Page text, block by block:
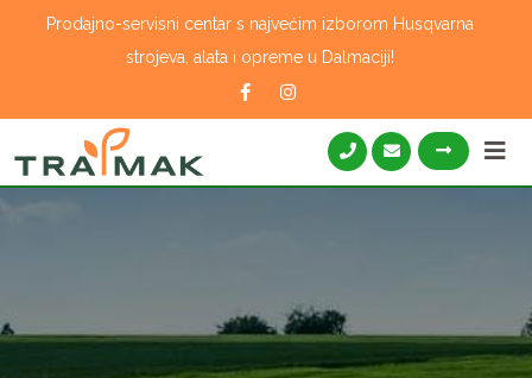
Prodajno-servisni centar s najvećim izborom Husqvarna
strojeva, alata i opreme u Dalmaciji!